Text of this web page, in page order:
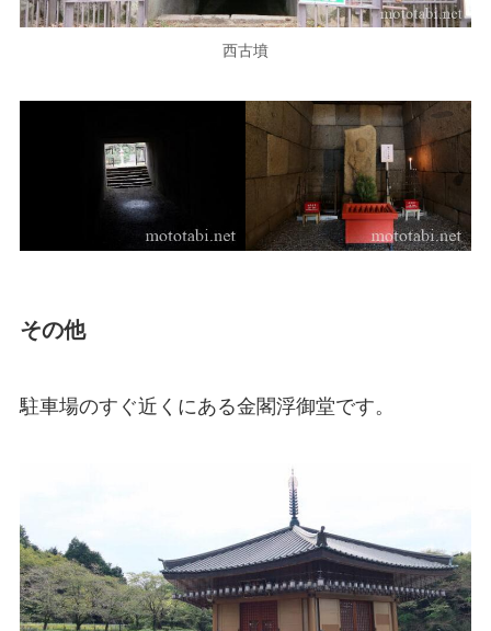
西古墳
その他
駐車場のすぐ近くにある金閣浮御堂です。